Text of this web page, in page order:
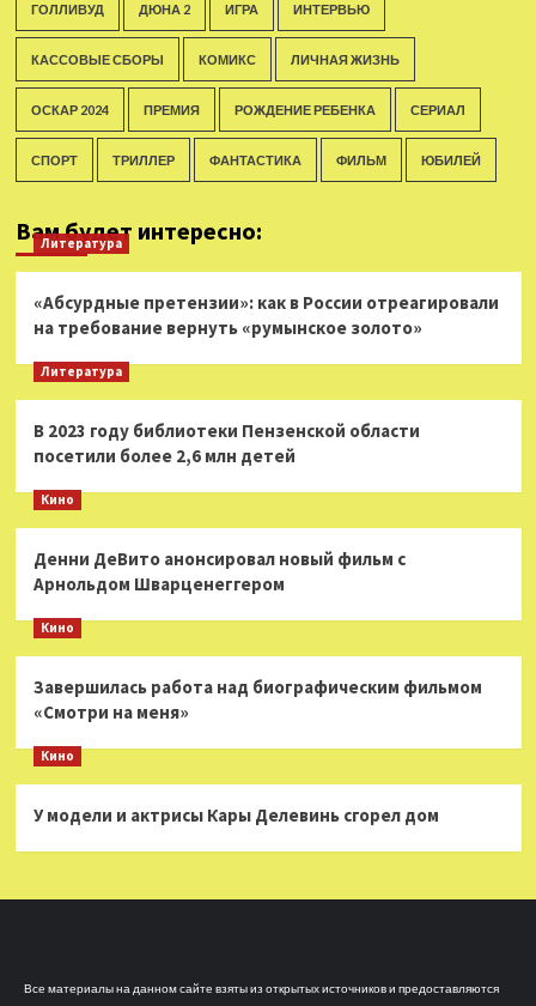
ГОЛЛИВУД ДЮНА 2 ИГРА ИНТЕРВЬЮ
КАССОВЫЕ СБОРЫ КОМИКС ЛИЧНАЯ ЖИЗНЬ
ОСКАР 2024 ПРЕМИЯ РОЖДЕНИЕ РЕБЕНКА СЕРИАЛ
СПОРТ ТРИЛЛЕР ФАНТАСТИКА ФИЛЬМ ЮБИЛЕЙ
Вам будет интересно:
Литература
«Абсурдные претензии»: как в России отреагировали
на требование вернуть «румынское золото»
Литература
В 2023 году библиотеки Пензенской области
посетили более 2,6 млн детей
Кино
Денни ДеВито анонсировал новый фильм с
Арнольдом Шварценеггером
Кино
Завершилась работа над биографическим фильмом
«Смотри на меня»
Кино
У модели и актрисы Кары Делевинь сгорел дом
Все материалы на данном сайте взяты из открытых источников и предоставляются